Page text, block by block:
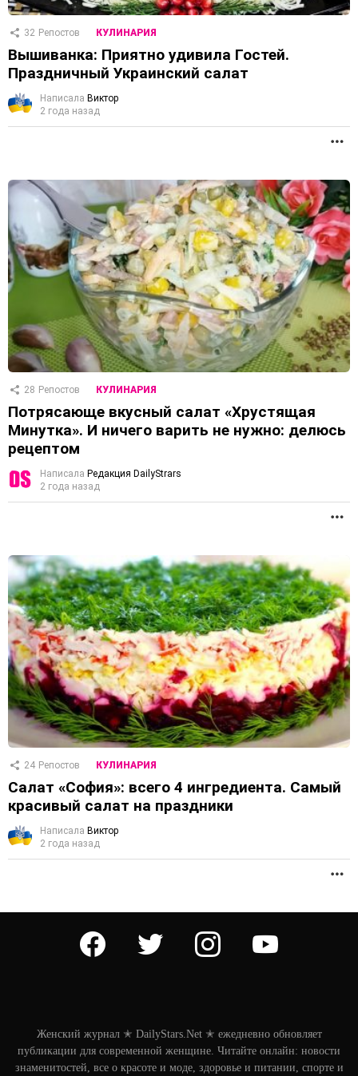
32 Репостов КУЛИНАРИЯ
Вышиванка: Приятно удивила Гостей.
Праздничный Украинский салат
Написала Виктор
2 года назад
28 Репостов КУЛИНАРИЯ
Потрясающе вкусный салат «Хрустящая
Минутка». И ничего варить не нужно: делюсь
рецептом
Написала Редакция DailyStrars
2 года назад
24 Репостов КУЛИНАРИЯ
Салат «София»: всего 4 ингредиента. Самый
красивый салат на праздники
Написала Виктор
2 года назад
facebook twitter instagram youtube
Женский журнал ✭ DailyStars.Net ✭ ежедневно обновляет
публикации для современной женщине. Читайте онлайн: новости
знаменитостей, все о красоте и моде, здоровье и питании, спорте и